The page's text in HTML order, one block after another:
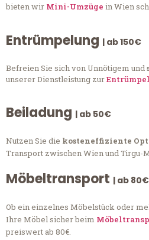
bieten wir Mini-Umzüge in Wien
Entrümpelung | ab 150€
Befreien Sie sich von Unnötigem und
unserer Dienstleistung zur
Beiladung | ab 50€
Nutzen Sie die kosteneffiziente
Transport zwischen Wien und Tirgu-
Möbeltransport | ab 80€
Ob ein einzelnes Möbelstück oder
Ihre Möbel sicher beim
preiswert ab 80€.